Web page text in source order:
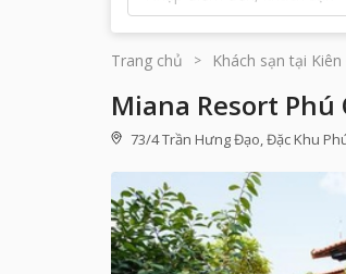
Trang chủ Khách sạn tại
Miana Resort Phú
73/4 Trần Hưng Đạo, Đặc Khu